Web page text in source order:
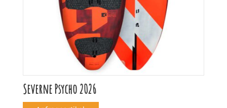
Severne Psycho 2026